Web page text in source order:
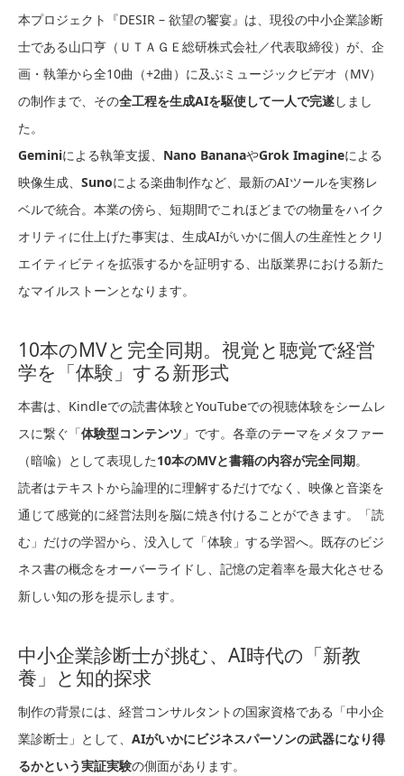
本プロジェクト『DESIR – 欲望の饗宴』は、現役の中小企業診断
士である山口亨（ＵＴＡＧＥ総研株式会社／代表取締役）が、企
画・執筆から全10曲（+2曲）に及ぶミュージックビデオ（MV）
の制作まで、その全工程を生成AIを駆使して一人で完遂しまし
た。
Geminiによる執筆支援、 Nano BananaやGrok Imagineによる
映像生成、 Sunoによる楽曲制作など、最新のAIツールを実務レ
ベルで統合。本業の傍ら、短期間でこれほどまでの物量をハイク
オリティに仕上げた事実は、生成AIがいかに個人の生産性とクリ
エイティビティを拡張するかを証明する、出版業界における新た
なマイルストーンとなります。
10本のMVと完全同期。視覚と聴覚で経営
学を「体験」する新形式
本書は、Kindleでの読書体験とYouTubeでの視聴体験をシームレ
スに繋ぐ「体験型コンテンツ 」です。各章のテーマをメタファー
（暗喩）として表現した10本のMVと書籍の内容が完全同期。
読者はテキストから論理的に理解するだけでなく、映像と音楽を
通じて感覚的に経営法則を脳に焼き付けることができます。「読
む」だけの学習から、没入して「体験」する学習へ。既存のビジ
ネス書の概念をオーバーライドし、記憶の定着率を最大化させる
新しい知の形を提示します。
中小企業診断士が挑む、AI時代の「新教
養」と知的探求
制作の背景には、経営コンサルタントの国家資格である「中小企
業診断士」として、 AIがいかにビジネスパーソンの武器になり得
るかという実証実験の側面があります。